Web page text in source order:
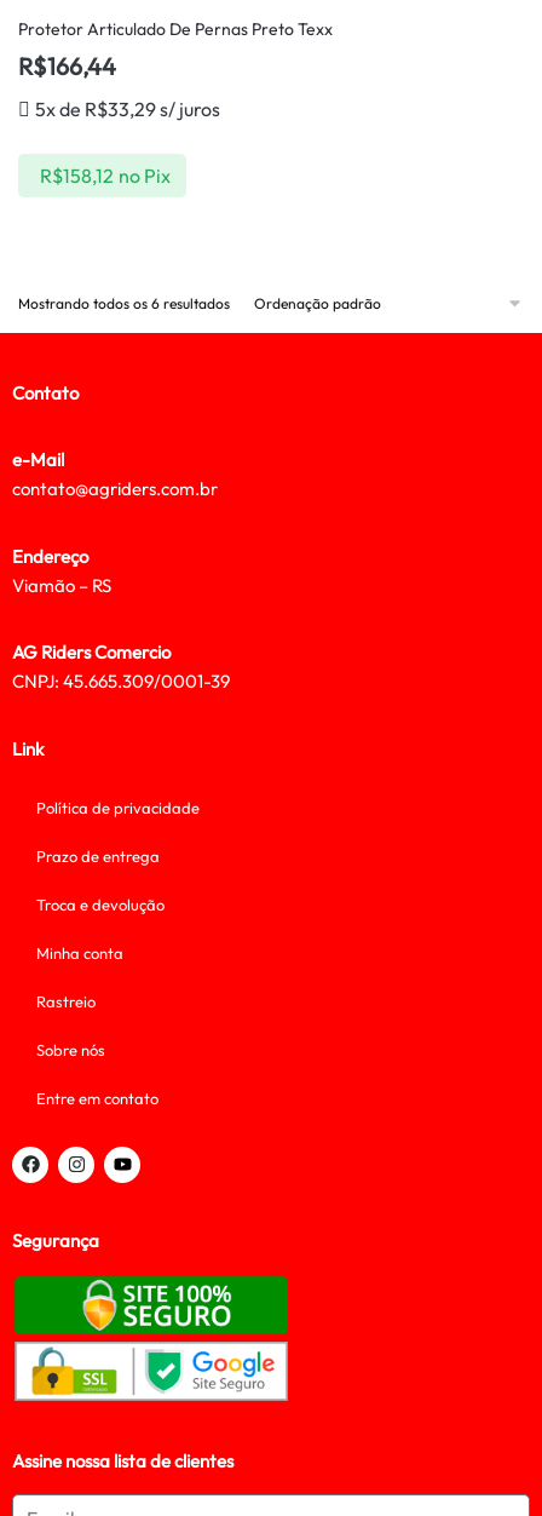
Protetor Articulado De Pernas Preto Texx
R$166,44
5x de R$33,29s/ juros
R$158,12 no Pix
Mostrando todos os 6 resultados
Contato
e-Mail
contato@agriders.com.br
Endereço
Viamão – RS
AG Riders Comercio
CNPJ: 45.665.309/0001-39
Link
Política de privacidade
Prazo de entrega
Troca e devolução
Minha conta
Rastreio
Sobre nós
Entre em contato
Segurança
Assine nossa lista de clientes